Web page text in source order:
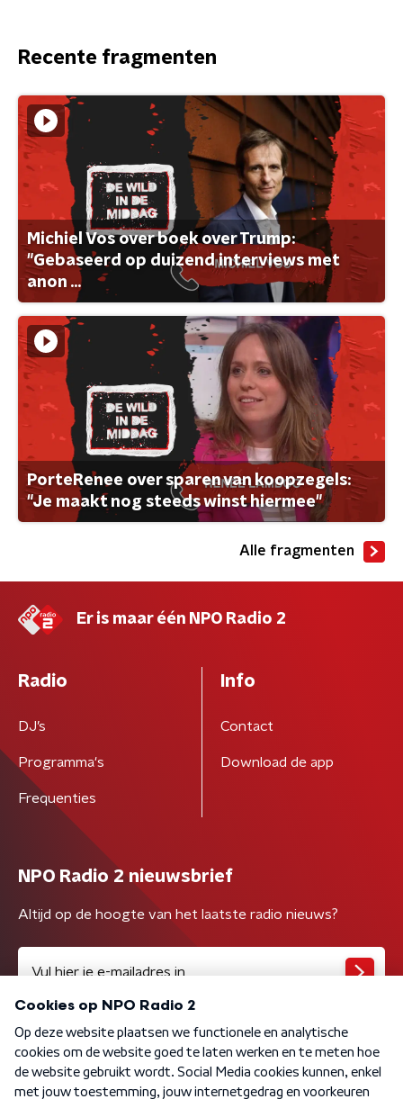
Recente fragmenten
Michiel Vos over boek over Trump:
"Gebaseerd op duizend interviews met
anon ...
PorteRenee over sparen van koopzegels:
"Je maakt nog steeds winst hiermee"
Alle fragmenten
Er is maar één NPO Radio 2
Radio
DJ’s
Programma's
Frequenties
Info
Contact
Download de app
NPO Radio 2 nieuwsbrief
Altijd op de hoogte van het laatste radio nieuws?
Algemene voorwaarden